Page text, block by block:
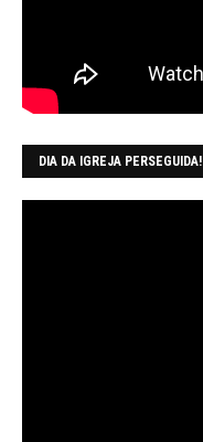
DIA DA IGREJA PERSEGUIDA!